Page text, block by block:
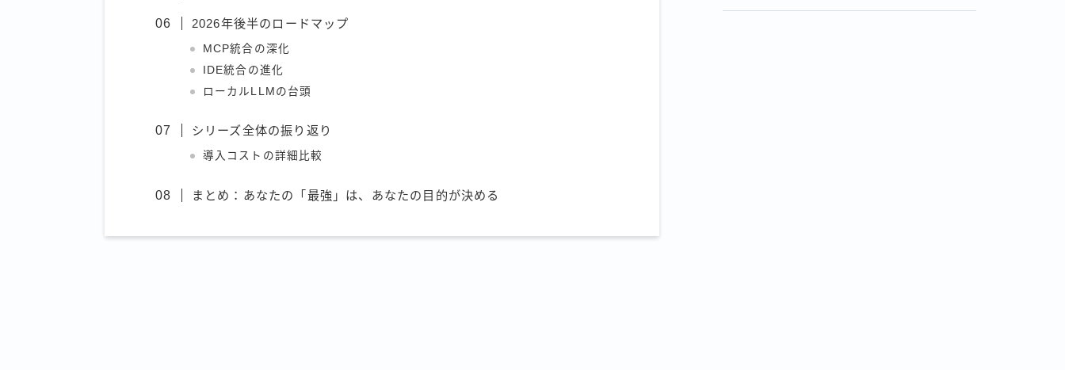
2026年後半のロードマップ
MCP統合の深化
IDE統合の進化
ローカルLLMの台頭
シリーズ全体の振り返り
導入コストの詳細比較
まとめ：あなたの「最強」は、あなたの目的が決める